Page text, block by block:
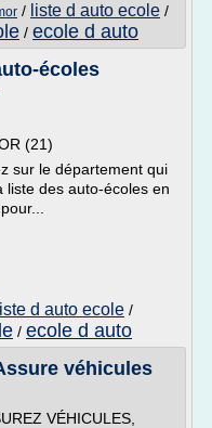
/ liste d auto ecole /
/ ecole d auto
écoles
(21)
sur le département qui
liste des auto-écoles en
liste d auto ecole /
/ ecole d auto
véhicules
VÉHICULES,